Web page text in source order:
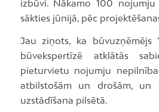
izbūvi. Nākamo 100 nojumju
sākties jūnijā, pēc
Jau ziņots, ka būvuzņēmējs
būvekspertīzē atklātās
pieturvietu nojumju
atbilstošām un drošām, un
uzstādīšana pilsētā.